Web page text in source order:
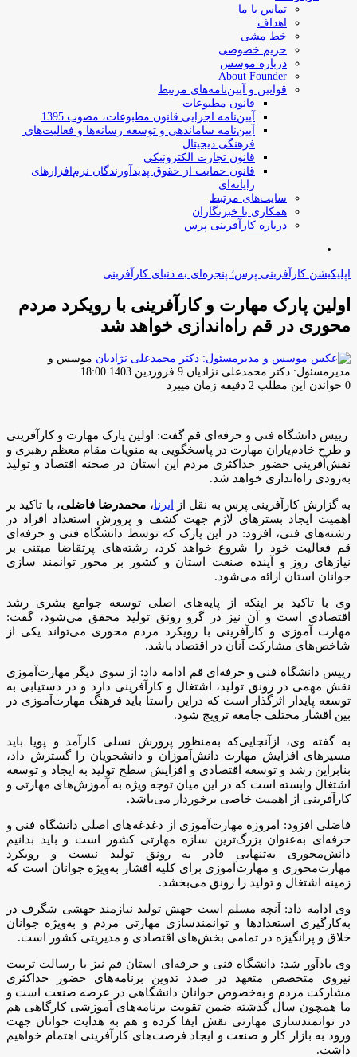
تماس با ما
اهداف
خط مشی
حریم خصوصی
درباره موسس
About Founder
قوانین و آیین‌نامه‌های مرتبط
‌قانون مطبوعات
آیین‌نامه اجرایی قانون مطبوعات، مصوب 1395
آیین‌نامه سامان­دهی و توسعه رسانه­‌ها و فعالیت‌­های
فرهنگی دیجیتال
قانون تجارت الکترونیکی
قانون حمایت از حقوق پدیدآورندگان نرم‌افزارهای
رایانه‌ای
سایت‌های مرتبط
همکاری با خبرنگاران
درباره کارآفرینی پرس
اپلیکیشن کارآفرینی پرس؛ پنجره‌ای به دنیای کارآفرینی
اولین پارک مهارت و کارآفرینی با رویکرد مردم
محوری در قم راه‌اندازی خواهد شد
موسس و
مدیرمسئول: دکتر محمدعلی نژادیان ارسال
ایمیل
9 فروردین 1403 18:00
0 خواندن این مطلب 2 دقیقه زمان میبرد
رییس دانشگاه فنی و حرفه‌ای قم گفت: اولین پارک مهارت و کارآفرینی
و طرح خادم‌یاران مهارت در پاسخگویی به منویات مقام معظم رهبری و
نقش‌آفرینی حضور حداکثری مردم این استان در صحنه اقتصاد و تولید
به‌زودی راه‌اندازی خواهد شد.
به گزارش کارآفرینی پرس به نقل از ایرنا، محمدرضا فاضلی، با تاکید بر
اهمیت ایجاد بسترهای لازم جهت کشف و پرورش استعداد افراد در
رشته‌های فنی، افزود: در این پارک که توسط دانشگاه فنی و حرفه‌ای
قم فعالیت خود را شروع خواهد کرد، رشته‌های پرتقاضا مبتنی بر
نیازهای روز و آینده صنعت استان و کشور بر محور توانمند سازی
جوانان استان ارائه می‌شود.
وی با تاکید بر اینکه از پایه‌های اصلی توسعه جوامع بشری رشد
اقتصادی است و آن نیز در گرو رونق تولید محقق می‌شود، گفت:
مهارت آموزی و کارآفرینی با رویکرد مردم محوری می‌تواند یکی از
شاخص‌های مشارکت آنان در اقتصاد باشد.
رییس دانشگاه فنی و حرفه‌ای قم ادامه داد: از سوی دیگر مهارت‌آموزی
نقش مهمی در رونق تولید، اشتغال و کارآفرینی دارد و در دستیابی به
توسعه پایدار اثرگذار است که دراین راستا باید فرهنگ مهارت‌آموزی در
بین اقشار مختلف جامعه ترویج شود.
به گفته وی، ازآنجایی‌که به‌منظور پرورش نسلی کارآمد و پویا باید
مسیرهای افزایش مهارت دانش‌آموزان و دانشجویان را گسترش داد،
بنابراین رشد و توسعه اقتصادی و افزایش سطح تولید به ایجاد و توسعه
اشتغال وابسته است که در این میان توجه ویژه به آموزش‌های مهارتی و
کارآفرینی از اهمیت خاصی برخوردار می‌باشد.
فاضلی افزود: امروزه مهارت‌آموزی از دغدغه‌های اصلی دانشگاه فنی و
حرفه‌ای به‌عنوان بزرگ‌ترین سازه مهارتی کشور است و باید بدانیم
دانش‌محوری به‌تنهایی قادر به رونق تولید نیست و رویکرد
مهارت‌محوری و مهارت‌آموزی برای کلیه اقشار به‌ویژه جوانان است که
زمینه اشتغال و تولید را رونق می‌بخشد.
وی ادامه داد: آنچه مسلم است جهش تولید نیازمند جهشی شگرف در
به‌کارگیری استعدادها و توانمندسازی مهارتی مردم و به‌ویژه جوانان
خلاق و پرانگیزه در تمامی بخش‌های اقتصادی و مدیریتی کشور است.
وی یادآور شد: دانشگاه فنی و حرفه‌ای استان قم نیز با رسالت تربیت
نیروی متخصص متعهد در صدد تدوین برنامه‌های حضور حداکثری
مشارکت مردم و به‌خصوص جوانان دانشگاهی در عرصه صنعت است و
ما همچون سال گذشته ضمن تقویت برنامه‌های آموزشی کارگاهی هم
در توانمندسازی مهارتی نقش ایفا کرده و هم به هدایت جوانان جهت
ورود به بازار کار و صنعت و ایجاد فرصت‌های کارآفرینی اهتمام خواهیم
داشت.